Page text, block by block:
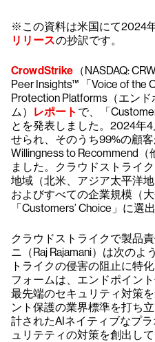
※この資料は米国にて2024
リリースの抄訳です。
CrowdStrike （NASDAQ:
Peer Insights™ 「Voice of the
Protection Platforms（エン
ム）
レポート で、「
とを発表しました。2024年
せられ、そのうち99%の顧
Willingness to Recommend
ました。クラウドストライ
地域（北米、アジア太平洋
およびすべての企業規模（
「Customers’ Choice」に選
クラウドストライクで製品
ニ（Raj Rajamani）は次の
トライクの侵害の阻止に特
フォームは、エンドポイン
最先端のセキュリティ対策
ント保護の業界標準を打ち
計されたAIネイティブなプ
ュリテティの対策を創出し